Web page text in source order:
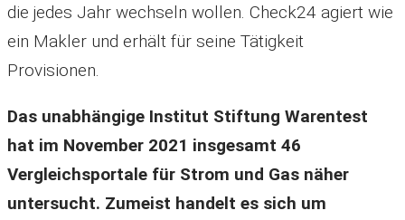
die jedes Jahr wechseln wollen. Check24 agiert wie
ein Makler und erhält für seine Tätigkeit
Provisionen.
Das unabhängige Institut Stiftung Warentest
hat im November 2021 insgesamt 46
Vergleichsportale für Strom und Gas näher
untersucht. Zumeist handelt es sich um